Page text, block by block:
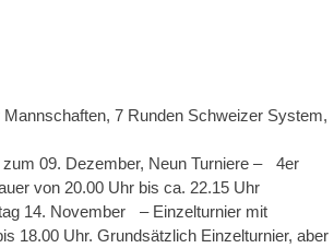
7 Runden Schweizer System,
09. Dezember, Neun Turniere – 4er
von 20.00 Uhr bis ca. 22.15 Uhr
14. November – Einzelturnier mit
18.00 Uhr. Grundsätzlich Einzelturnier, aber